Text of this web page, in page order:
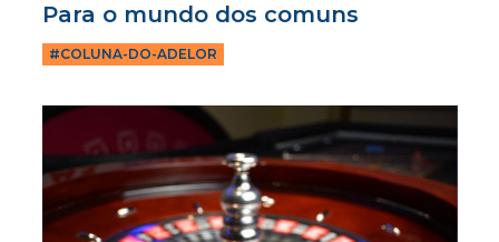
Para o mundo dos comuns
#COLUNA-DO-ADELOR